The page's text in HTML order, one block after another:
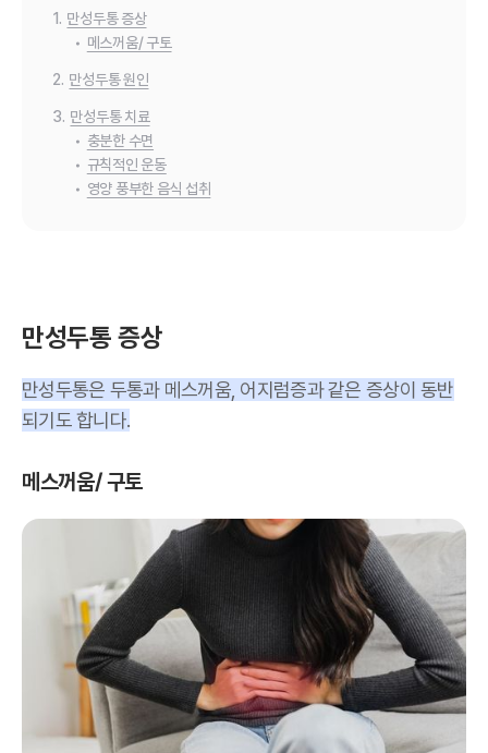
1. 만성두통 증상
• 메스꺼움/ 구토
2. 만성두통 원인
3. 만성두통 치료
• 충분한 수면
• 규칙적인 운동
• 영양 풍부한 음식 섭취
만성두통 증상
만성두통은 두통과 메스꺼움, 어지럼증과 같은 증상이 동반
되기도 합니다.
메스꺼움/ 구토